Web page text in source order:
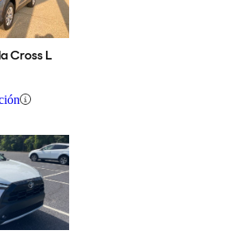
Cross L